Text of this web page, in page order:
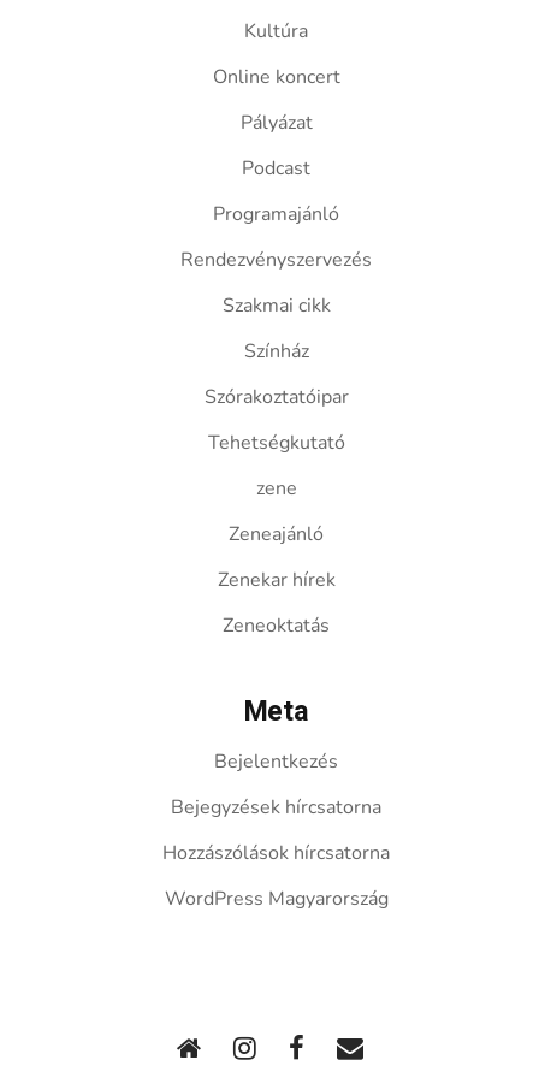
Kultúra
Online koncert
Pályázat
Podcast
Programajánló
Rendezvényszervezés
Szakmai cikk
Színház
Szórakoztatóipar
Tehetségkutató
zene
Zeneajánló
Zenekar hírek
Zeneoktatás
Meta
Bejelentkezés
Bejegyzések hírcsatorna
Hozzászólások hírcsatorna
WordPress Magyarország